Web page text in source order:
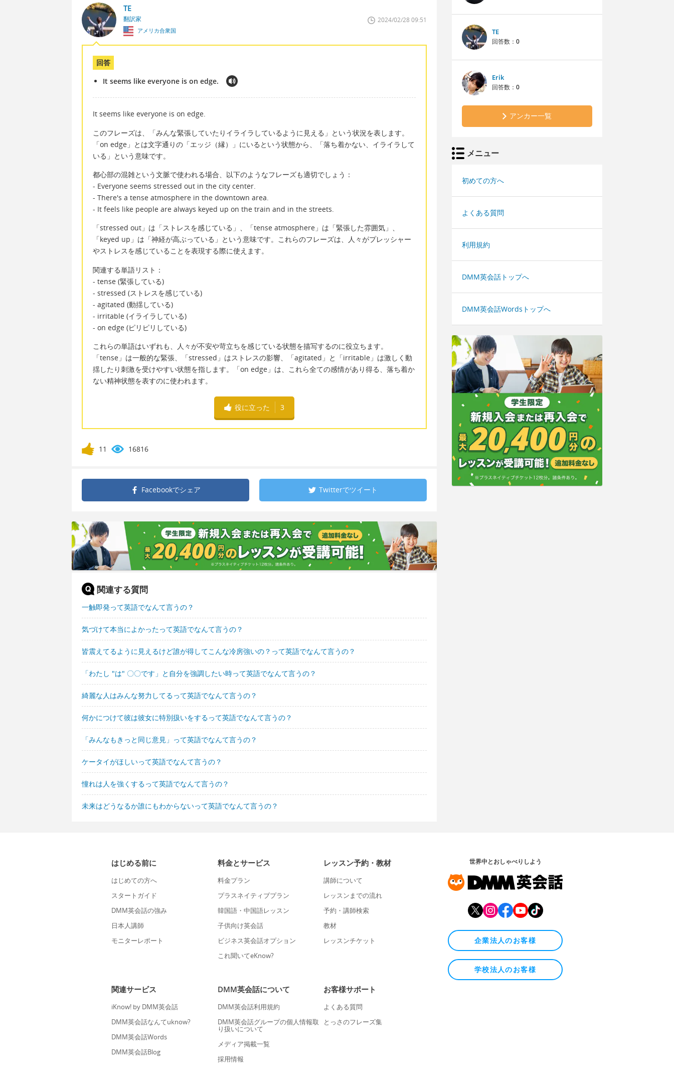
TE
翻訳家
アメリカ合衆国
2024/02/28 09:51
回答
It seems like everyone is on edge.
It seems like everyone is on edge.
このフレーズは、「みんな緊張していたりイライラしているように見える」という状況を表します。
「on edge」とは文字通りの「エッジ（縁）」にいるという状態から、「落ち着かない、イライラして
いる」という意味です。
都心部の混雑という文脈で使われる場合、以下のようなフレーズも適切でしょう：
- Everyone seems stressed out in the city center.
- There's a tense atmosphere in the downtown area.
- It feels like people are always keyed up on the train and in the streets.
「stressed out」は「ストレスを感じている」、「tense atmosphere」は「緊張した雰囲気」、
「keyed up」は「神経が高ぶっている」という意味です。これらのフレーズは、人々がプレッシャー
やストレスを感じていることを表現する際に使えます。
関連する単語リスト：
- tense (緊張している)
- stressed (ストレスを感じている)
- agitated (動揺している)
- irritable (イライラしている)
- on edge (ピリピリしている)
これらの単語はいずれも、人々が不安や苛立ちを感じている状態を描写するのに役立ちます。
「tense」は一般的な緊張、「stressed」はストレスの影響、「agitated」と「irritable」は激しく動
揺したり刺激を受けやすい状態を指します。「on edge」は、これら全ての感情があり得る、落ち着か
ない精神状態を表すのに使われます。
役に立った 3
11 16816
Facebookでシェア Twitterでツイート
関連する質問
一触即発って英語でなんて言うの？
気づけて本当によかったって英語でなんて言うの？
皆震えてるように見えるけど誰が得してこんな冷房強いの？って英語でなんて言うの？
「わたし "は" 〇〇です」と自分を強調したい時って英語でなんて言うの？
綺麗な人はみんな努力してるって英語でなんて言うの？
何かにつけて彼は彼女に特別扱いをするって英語でなんて言うの？
「みんなもきっと同じ意見」って英語でなんて言うの？
ケータイがほしいって英語でなんて言うの？
憧れは人を強くするって英語でなんて言うの？
未来はどうなるか誰にもわからないって英語でなんて言うの？
TE
回答数： 0
Erik
回答数： 0
アンカー一覧
メニュー
初めての方へ
よくある質問
利用規約
DMM英会話トップへ
DMM英会話Wordsトップへ
はじめる前に
はじめての方へ
スタートガイド
DMM英会話の強み
日本人講師
モニターレポート
料金とサービス
料金プラン
プラスネイティブプラン
韓国語・中国語レッスン
子供向け英会話
ビジネス英会話オプション
これ聞いてeKnow?
レッスン予約・教材
講師について
レッスンまでの流れ
予約・講師検索
教材
レッスンチケット
関連サービス
iKnow! by DMM英会話
DMM英会話なんてuknow?
DMM英会話Words
DMM英会話Blog
DMM英会話について
DMM英会話利用規約
DMM英会話グループの個人情報取
り扱いについて
メディア掲載一覧
採用情報
お客様サポート
よくある質問
とっさのフレーズ集
世界中とおしゃべりしよう
企業法人のお客様
学校法人のお客様